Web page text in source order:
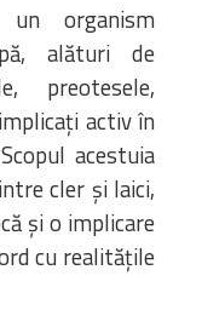
un organism
alături de
preotesele,
activ în
acestuia
cler și laici,
și o implicare
cu realitățile